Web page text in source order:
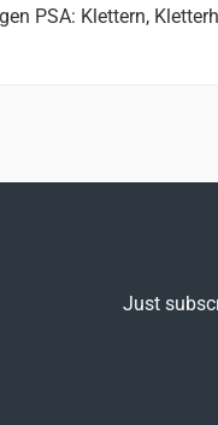
PSA: Klettern,
Just